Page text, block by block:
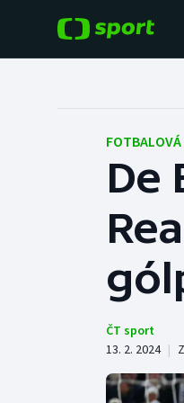
Hokej
Tenis
Atletika
Cyklistika
De
ČT sport
13. 2. 2024 |